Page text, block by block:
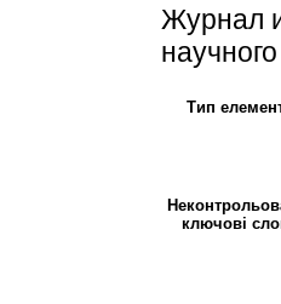
Журнал
Тип
ключові